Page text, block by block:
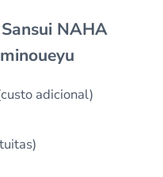
NAHA
adicional)